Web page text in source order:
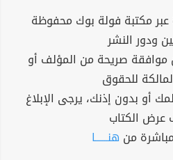
مكتبة فولة بوك محفوظة
ودور النشر
موافقة صريحة من المؤلف أو
للحقوق
أو بدون إذنك، يرجى الإبلاغ
عرض الكتاب
من هنــــــا